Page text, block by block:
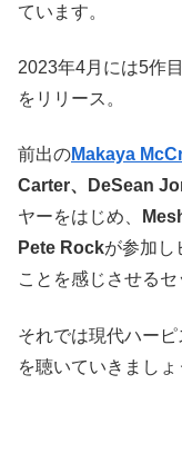
ています。
2023年4月には5作
をリリース。
前出のMakaya
Carter、DeSean
ヤーをはじめ、
Pete Rockが参加し
ことを感じさせるセ
それでは現代ハーピ
を聴いていきましょ